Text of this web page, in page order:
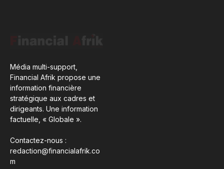
Média multi-support,
Financial Afrik propose une
information financière
stratégique aux cadres et
dirigeants. Une information
factuelle, « Globale ».
Contactez-nous :
redaction@financialafrik.co
m